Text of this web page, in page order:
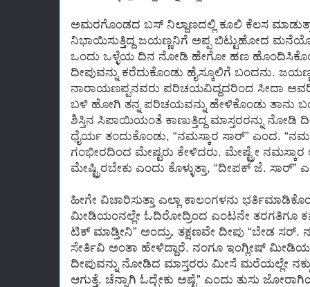
ಅಮರಗೊಂಡದ ಬಸ್ ನಿಲ್ದಾಣದಲ್ಲಿ ಕೂಲಿ ಕೆಲಸ
ನಿಭಾಯಿಸುತ್ತಿದ್ದ ಜಯಣ್ಣನಿಗೆ ಅಪ್ಪ ಬಿಟ್ಟುಹೋದ
ಒಂದು ಒಳ್ಳೆಯ ದಿನ ನೋಡಿ ಹೇಗೋ ಹಣ
ದೀಪುವನ್ನು ಕರೆದುಕೊಂಡು ಹೈಸ್ಕೂಲಿಗೆ ಬಂದನು.
ನಾರಾಯಣಪ್ಪನವರು ಪರಿಚಯವಿದ್ದದರಿಂದ ಸೀದಾ
ಬಳಿ ಹೋಗಿ ತನ್ನ ಪರಿಚಯವನ್ನು ಹೇಳಿಕೊಂಡು ತಾನು
ಶಿಸ್ತಿನ ಸಿಪಾಯಿಯಂತೆ ಕಾಣುತ್ತಿದ್ದ ಮಾಸ್ತರರನ್ನು ನೋಡಿ
ಧೈರ್ಯ ತಂದುಕೊಂಡು, “ನಮಸ್ಕಾರ ಸಾರ್” ಎಂದ.
ಗಂಭೀರದಿಂದ ಮೇಷ್ಟರು ಕೇಳಿದರು. ಮೇಷ್ಟ್ರೇ ನಮಸ್ಕಾರ
ಮೇಷ್ಟ್ರಿರಬೇಕು ಎಂದು ಕೊಳ್ಳುತ್ತಾ, “ದೀಪಕ್ ಜೆ.
ಹೀಗೇ ವಿಚಾರಿಸುತ್ತಾ ಎಲ್ಲಾ ಕಾಲಂಗಳನು
ಮೀಡಿಯಂನಲ್ಲೇ ಓದಿರೋದ್ರಿಂದ ಎಂಟನೇ ತರಗತಿಗೂ
ಟಿಕ್ ಮಾಡ್ತೀನಿ” ಅಂದ್ರು. ತಕ್ಷಣವೇ ದೀಪು “ಬೇಡ ಸರ್.
ಸೇರ್ತಿವಿ ಅಂತಾ ಹೇಳಿದ್ದಾರೆ. ನಂಗೂ ಇಂಗ್ಲೀಷ್
ದೀಪುವನ್ನು ನೋಡಿದ ಮಾಸ್ತರರು ಮೀಸೆ ಮರೆಯಲ್ಲೇ
ಆಗುತ್ತೆ. ಚೆನ್ನಾಗಿ ಓದ್ಬೇಕು ಅಷ್ಟೆ” ಎಂದು ತುಸು